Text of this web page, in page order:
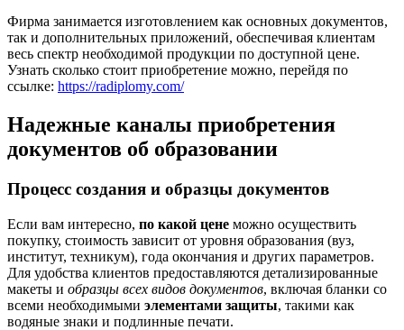
Фирма занимается изготовлением как основных документов,
так и дополнительных приложений, обеспечивая клиентам
весь спектр необходимой продукции по доступной цене.
Узнать сколько стоит приобретение можно, перейдя по
ссылке: https://radiplomy.com/
Надежные каналы приобретения
документов об образовании
Процесс создания и образцы документов
Если вам интересно, по какой цене можно осуществить
покупку, стоимость зависит от уровня образования (вуз,
институт, техникум), года окончания и других параметров.
Для удобства клиентов предоставляются детализированные
макеты и образцы всех видов документов, включая бланки со
всеми необходимыми элементами защиты, такими как
водяные знаки и подлинные печати.